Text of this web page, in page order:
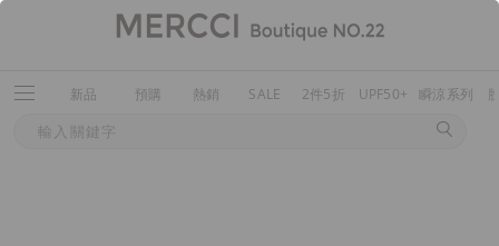
新品 預購 熱銷 SALE 2件5折 UPF50+ 瞬涼系列